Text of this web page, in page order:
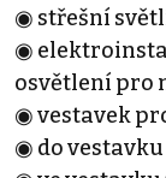
◉ střešní
◉
osvětlení pro
◉ vestavek
◉ do